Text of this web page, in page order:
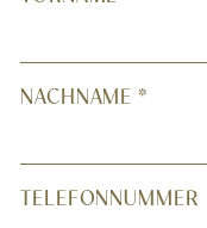
NACHNAME *
TELEFONNUMMER